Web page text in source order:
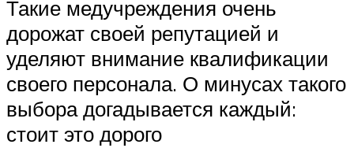
Такие медучреждения очень
дорожат своей репутацией и
уделяют внимание квалификации
своего персонала. О минусах такого
выбора догадывается каждый:
стоит это дорого